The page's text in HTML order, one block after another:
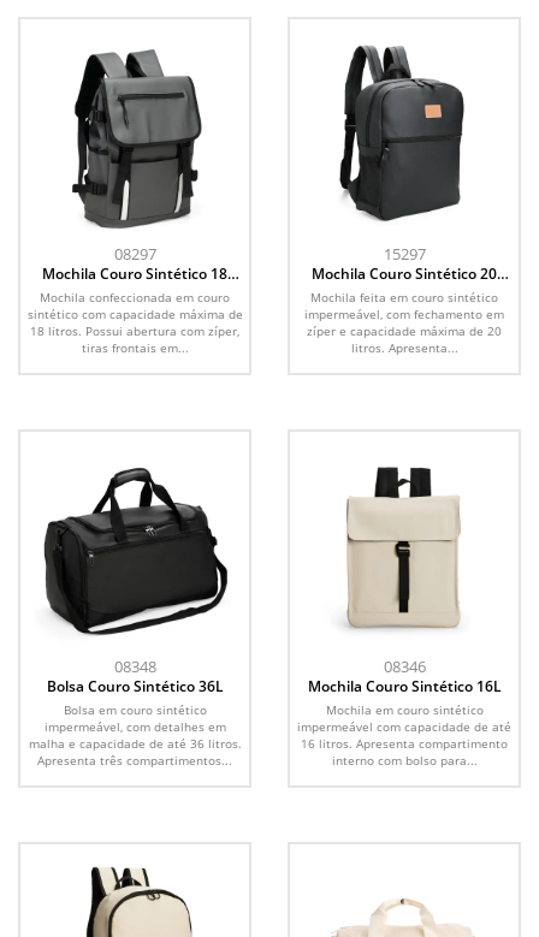
08297
Mochila Couro Sintético 18
Litros
Mochila confeccionada em couro
sintético com capacidade máxima de
18 litros. Possui abertura com zíper,
tiras frontais em...
15297
Mochila Couro Sintético 20
Mochila feita em couro sintético
impermeável, com fechamento em
zíper e capacidade máxima de 20
litros. Apresenta...
08348
Bolsa Couro Sintético 36L
Bolsa em couro sintético
impermeável, com detalhes em
malha e capacidade de até 36 litros.
Apresenta três compartimentos...
08346
Mochila Couro Sintético 16L
Mochila em couro sintético
impermeável com capacidade de até
16 litros. Apresenta compartimento
interno com bolso para...